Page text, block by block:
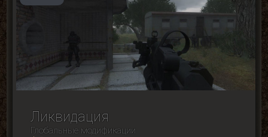
Ликвидация
Глобальные модификации